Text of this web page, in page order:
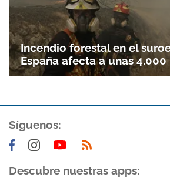
Gracias por suscribirte a
Incendio forestal en el
España afecta a unas
Síguenos:
Descubre nuestras apps: